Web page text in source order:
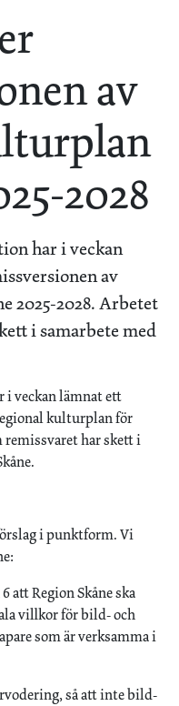
av
2028
har i veckan
av
2025-2028. Arbetet
i samarbete med
i veckan lämnat ett
kulturplan för
remissvaret har skett i
i punktform. Vi
att Region Skåne ska
villkor för bild- och
som är verksamma i
så att inte bild-